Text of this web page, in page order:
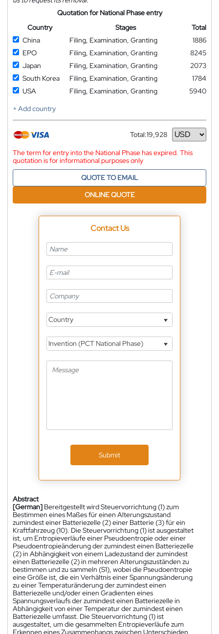
Quotation for National Phase entry
Country
Stages
Total
China
Filing, Examination, Granting
1886
EPO
Filing, Examination, Granting
8245
Japan
Filing, Examination, Granting
2073
South Korea
Filing, Examination, Granting
1784
USA
Filing, Examination, Granting
5940
+ Add country
Total:19,928
Currency
The term for entry into the National Phase has expired. This
quotation is for informational purposes only
QUOTE TO EMAIL
ONLINE QUOTE
Contact Us
Country
Invention (PCT National Phase)
Submit
Abstract
[German] Bereitgestellt wird Steuervorrichtung (1) zum
Bestimmen eines Maßes für einen Alterungszustand
zumindest einer Batteriezelle (2) einer Batterie (3) für ein
Kraftfahrzeug (10). Die Steuervorrichtung (1) ist ausgestaltet
ist, um Entropieverläufe einer Pseudoentropie oder einer
Pseudoentropieänderung der zumindest einen Batteriezelle
(2) in Abhängigkeit von einem Ladezustand der zumindest
einen Batteriezelle (2) in mehreren Alterungszuständen zu
bestimmen und zu sammeln (S1), wobei die Pseudoentropie
eine Größe ist, die ein Verhältnis einer Spannungsänderung
zu einer Temperaturänderung der zumindest einen
Batteriezelle und/oder einen Gradienten eines
Spannungsverlaufs der zumindest einen Batteriezelle in
Abhängigkeit von einer Temperatur der zumindest einen
Batteriezelle umfasst. Die Steuervorrichtung (1) ist
ausgestaltet, um die gesammelten Entropieverläufe zum
Erkennen eines Zusammenhangs zwischen Unterschieden